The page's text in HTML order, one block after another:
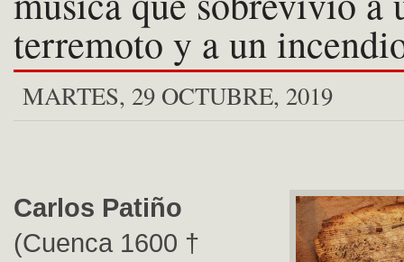
terremoto y a un
MARTES, 29 OCTUBRE, 2019
Carlos Patiño
(Cuenca 1600 †